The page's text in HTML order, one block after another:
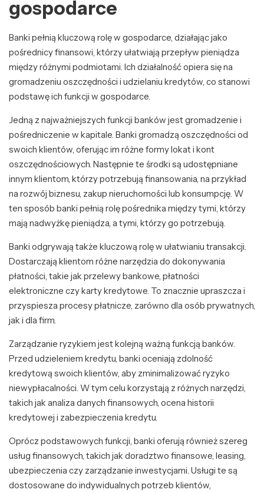
gospodarce
Banki pełnią kluczową rolę w gospodarce, działając jako
pośrednicy finansowi, którzy ułatwiają przepływ pieniądza
między różnymi podmiotami. Ich działalność opiera się na
gromadzeniu oszczędności i udzielaniu kredytów, co stanowi
podstawę ich funkcji w gospodarce.
Jedną z najważniejszych funkcji banków jest gromadzenie i
pośredniczenie w kapitale. Banki gromadzą oszczędności od
swoich klientów, oferując im różne formy lokat i kont
oszczędnościowych. Następnie te środki są udostępniane
innym klientom, którzy potrzebują finansowania, na przykład
na rozwój biznesu, zakup nieruchomości lub konsumpcję. W
ten sposób banki pełnią rolę pośrednika między tymi, którzy
mają nadwyżkę pieniądza, a tymi, którzy go potrzebują.
Banki odgrywają także kluczową rolę w ułatwianiu transakcji.
Dostarczają klientom różne narzędzia do dokonywania
płatności, takie jak przelewy bankowe, płatności
elektroniczne czy karty kredytowe. To znacznie upraszcza i
przyspiesza procesy płatnicze, zarówno dla osób prywatnych,
jak i dla firm.
Zarządzanie ryzykiem jest kolejną ważną funkcją banków.
Przed udzieleniem kredytu, banki oceniają zdolność
kredytową swoich klientów, aby zminimalizować ryzyko
niewypłacalności. W tym celu korzystają z różnych narzędzi,
takich jak analiza danych finansowych, ocena historii
kredytowej i zabezpieczenia kredytu.
Oprócz podstawowych funkcji, banki oferują również szereg
usług finansowych, takich jak doradztwo finansowe, leasing,
ubezpieczenia czy zarządzanie inwestycjami. Usługi te są
dostosowane do indywidualnych potrzeb klientów,